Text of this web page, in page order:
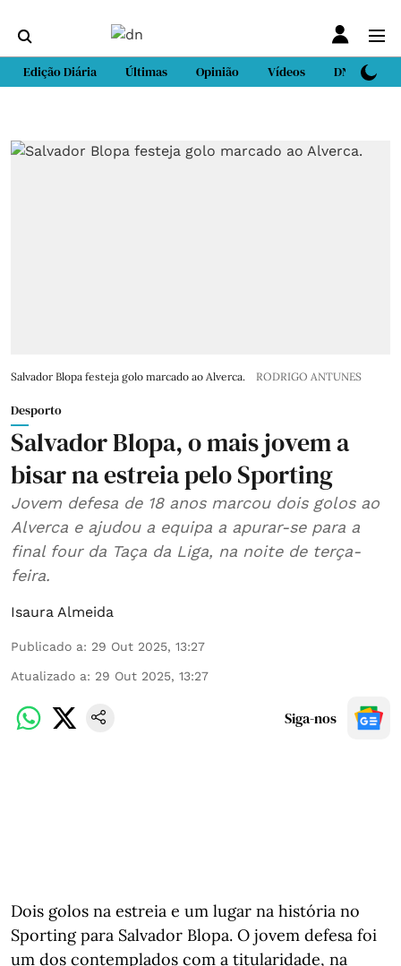
Edição Diária Últimas Opinião Vídeos DN Sport
Salvador Blopa festeja golo marcado ao Alverca. RODRIGO ANTUNES
Desporto
Salvador Blopa, o mais jovem a
bisar na estreia pelo Sporting
Jovem defesa de 18 anos marcou dois golos ao
Alverca e ajudou a equipa a apurar-se para a
final four da Taça da Liga, na noite de terça-
feira.
Isaura Almeida
Publicado a: 29 Out 2025, 13:27
Atualizado a: 29 Out 2025, 13:27
Siga-nos
Dois golos na estreia e um lugar na história no
Sporting para Salvador Blopa. O jovem defesa foi
um dos contemplados com a titularidade, na